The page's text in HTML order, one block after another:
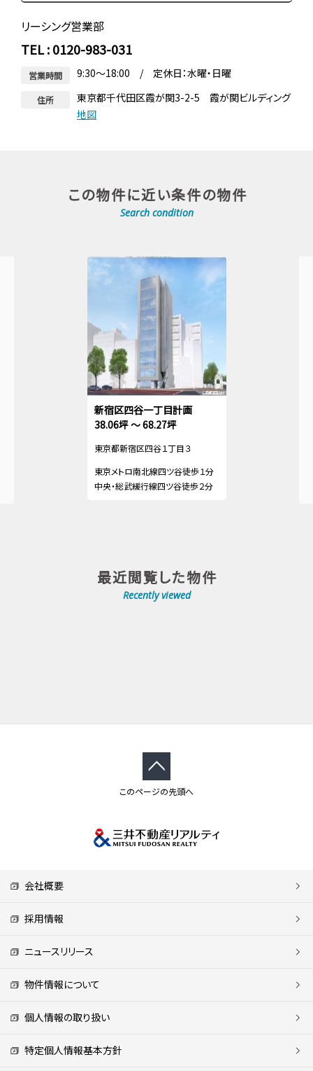
リーシング営業部
TEL : 0120-983-031
営業時間 9:30～18:00 / 定休日：水曜・日曜
住所
東京都千代田区霞が関3-2-5 霞が関ビルディング
地図
この物件に近い条件の物件
Search condition
新宿区四谷一丁目計画
38.06坪 ～ 68.27坪
東京都新宿区四谷１丁目３
東京メトロ南北線四ツ谷徒歩１分
中央・総武緩行線四ツ谷徒歩２分
最近閲覧した物件
Recently viewed
このページの先頭へ
会社概要
採用情報
ニュースリリース
物件情報について
個人情報の取り扱い
特定個人情報基本方針